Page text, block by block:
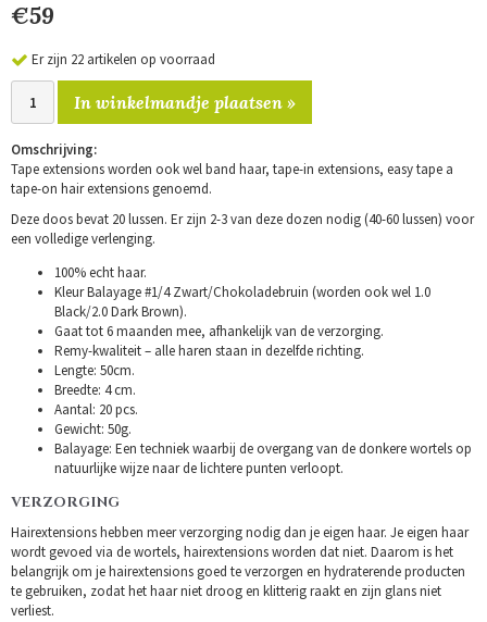
€59
Er zijn 22 artikelen op voorraad
In winkelmandje plaatsen »
Omschrijving:
Tape extensions worden ook wel band haar, tape-in extensions, easy tape a
tape-on hair extensions genoemd.
Deze doos bevat 20 lussen. Er zijn 2-3 van deze dozen nodig (40-60 lussen) voor
een volledige verlenging.
100% echt haar.
Kleur Balayage #1/4 Zwart/Chokoladebruin (worden ook wel 1.0
Black/2.0 Dark Brown).
Gaat tot 6 maanden mee, afhankelijk van de verzorging.
Remy-kwaliteit – alle haren staan in dezelfde richting.
Lengte: 50cm.
Breedte: 4 cm.
Aantal: 20 pcs.
Gewicht: 50g.
Balayage: Een techniek waarbij de overgang van de donkere wortels op
natuurlijke wijze naar de lichtere punten verloopt.
VERZORGING
Hairextensions hebben meer verzorging nodig dan je eigen haar. Je eigen haar
wordt gevoed via de wortels, hairextensions worden dat niet. Daarom is het
belangrijk om je hairextensions goed te verzorgen en hydraterende producten
te gebruiken, zodat het haar niet droog en klitterig raakt en zijn glans niet
verliest.